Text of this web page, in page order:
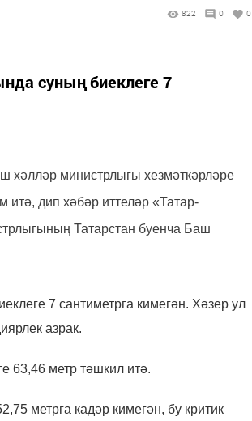
822 0 0
суның биеклеге 7
хәлләр министрлыгы хезмәткәрләре
итә, дип хәбәр иттеләр «Татар-
Татарстан буенча Баш
7 сантиметрга кимегән. Хәзер ул
азрак.
63,46 метр тәшкил итә.
метрга кадәр кимегән, бу критик